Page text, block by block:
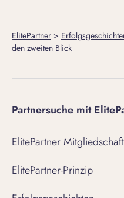
ElitePartner >
den zweiten Blick
Partnersuche mit
ElitePartner Mitgliedschaft
ElitePartner-Prinzip